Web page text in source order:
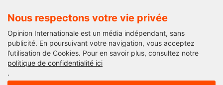
Nous respectons votre vie privée
Opinion Internationale est un média indépendant, sans
publicité. En poursuivant votre navigation, vous acceptez
l’utilisation de Cookies. Pour en savoir plus, consultez notre
politique de confidentialité ici
.
Géopolitiques